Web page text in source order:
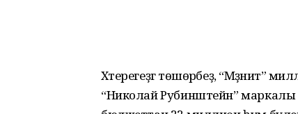
Хәтерегеҙгә төшөрәбеҙ, “Мәҙәниәт”
“Николай Рубинштейн”